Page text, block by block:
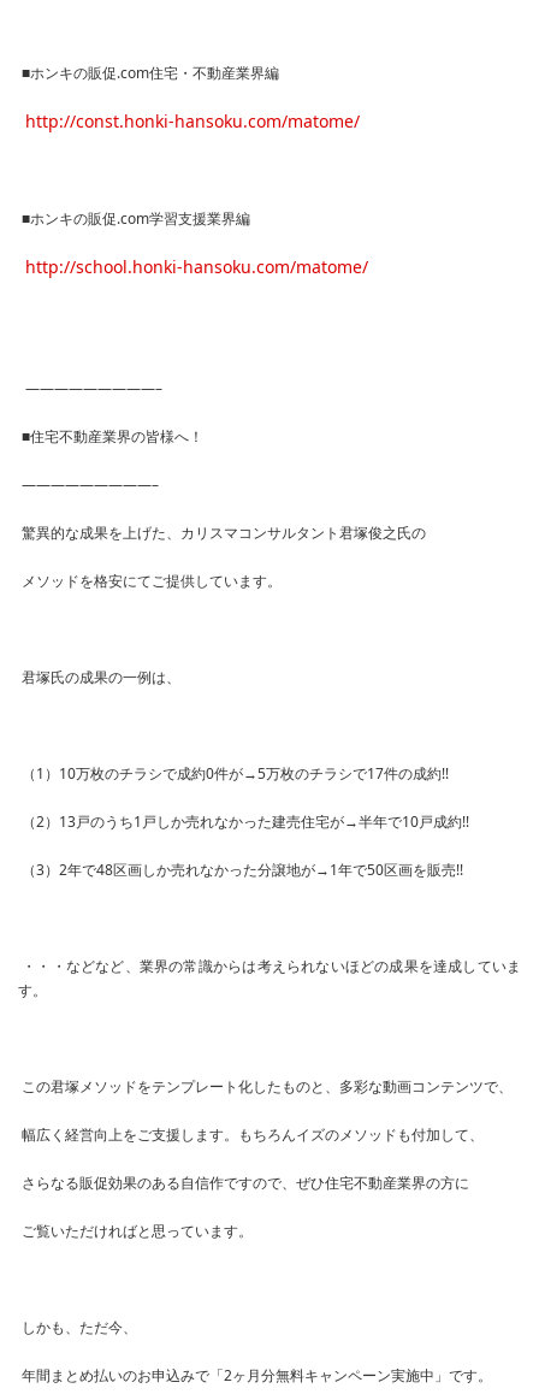
■ホンキの販促.com住宅・不動産業界編
http://const.honki-hansoku.com/matome/
■ホンキの販促.com学習支援業界編
http://school.honki-hansoku.com/matome/
—————————–
■住宅不動産業界の皆様へ！
—————————–
驚異的な成果を上げた、カリスマコンサルタント君塚俊之氏の
メソッドを格安にてご提供しています。
君塚氏の成果の一例は、
（1）10万枚のチラシで成約0件が→5万枚のチラシで17件の成約!!
（2）13戸のうち1戸しか売れなかった建売住宅が→半年で10戸成約!!
（3）2年で48区画しか売れなかった分譲地が→1年で50区画を販売!!
・・・などなど、業界の常識からは考えられないほどの成果を達成していま
す。
この君塚メソッドをテンプレート化したものと、多彩な動画コンテンツで、
幅広く経営向上をご支援します。もちろんイズのメソッドも付加して、
さらなる販促効果のある自信作ですので、ぜひ住宅不動産業界の方に
ご覧いただければと思っています。
しかも、ただ今、
年間まとめ払いのお申込みで「2ヶ月分無料キャンペーン実施中」です。